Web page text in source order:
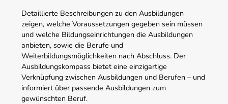
Detaillierte Beschreibungen zu den Ausbildungen
zeigen, welche Voraussetzungen gegeben sein müssen
und welche Bildungseinrichtungen die Ausbildungen
anbieten, sowie die Berufe und
Weiterbildungsmöglichkeiten nach Abschluss. Der
Ausbildungskompass bietet eine einzigartige
Verknüpfung zwischen Ausbildungen und Berufen – und
informiert über passende Ausbildungen zum
gewünschten Beruf.